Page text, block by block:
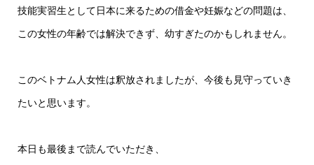
技能実習生として日本に来るための借金や妊娠などの問題は、
この女性の年齢では解決できず、幼すぎたのかもしれません。
このベトナム人女性は釈放されましたが、今後も見守っていき
たいと思います。
本日も最後まで読んでいただき、